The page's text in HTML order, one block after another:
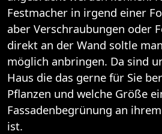
Festmacher in irgend einer
aber Verschraubungen oder
direkt an der Wand soltle
möglich anbringen. Da sind
Haus die das gerne für Sie
Pflanzen und welche Größe
Fassadenbegrünung an
ist.